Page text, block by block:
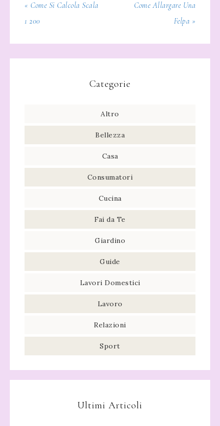
« Come Si Calcola Scala
1 200
Come Allargare Una
Felpa »
Categorie
Altro
Bellezza
Casa
Consumatori
Cucina
Fai da Te
Giardino
Guide
Lavori Domestici
Lavoro
Relazioni
Sport
Ultimi Articoli